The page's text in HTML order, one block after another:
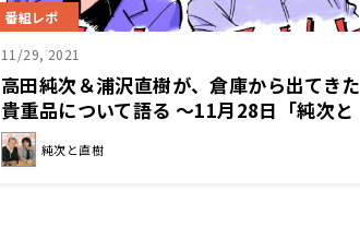
番組レポ
11/29, 2021
高田純次＆浦沢直樹が、倉庫から出てきた
貴重品について語る 〜11月28日「純次と
直樹」
純次と直樹